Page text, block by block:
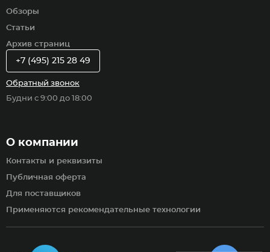
Обзоры
Статьи
Архив страниц
О компании
Контакты и реквизиты
Публичная оферта
Для поставщиков
Применяются рекомендательные технологии
+7 (495) 215 28 49
Обратный звонок
Будни с 9:00 до 18:00